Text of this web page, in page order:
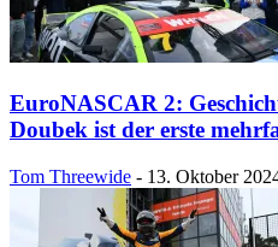
EuroNASCAR 2:
Doubek ist der erste
Tom Threewide - 13. Oktober